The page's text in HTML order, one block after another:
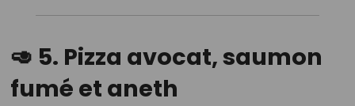
🥑 5. Pizza avocat, saumon
fumé et aneth